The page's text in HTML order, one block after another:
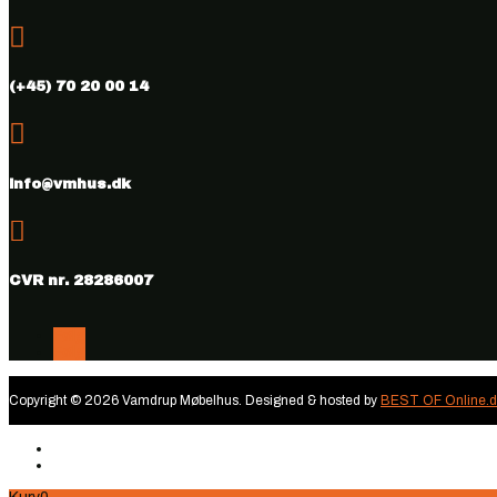

(+45) 70 20 00 14

info@vmhus.dk

CVR nr. 28286007
Copyright © 2026 Vamdrup Møbelhus. Designed & hosted by BEST OF